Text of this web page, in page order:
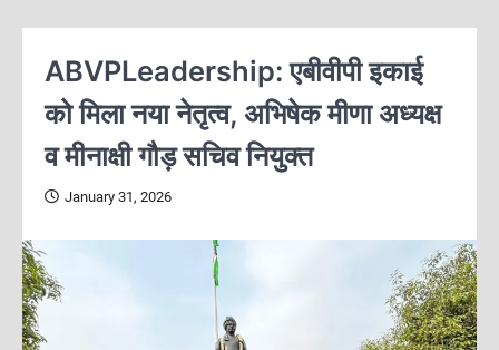
ABVPLeadership: एबीवीपी इकाई
को मिला नया नेतृत्व, अभिषेक मीणा अध्यक्ष
व मीनाक्षी गौड़ सचिव नियुक्त
January 31, 2026